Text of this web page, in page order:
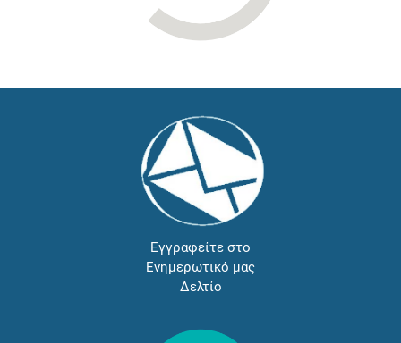
Εγγραφείτε στο
Ενημερωτικό μας
Δελτίο